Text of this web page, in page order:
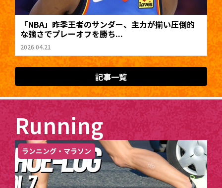
「NBA」昨季王者のサンダー、主力が揃い圧倒的
な強さでプレーオフを勝ち...
2026.04.21
記事一覧
Running
ランニング・マラソン